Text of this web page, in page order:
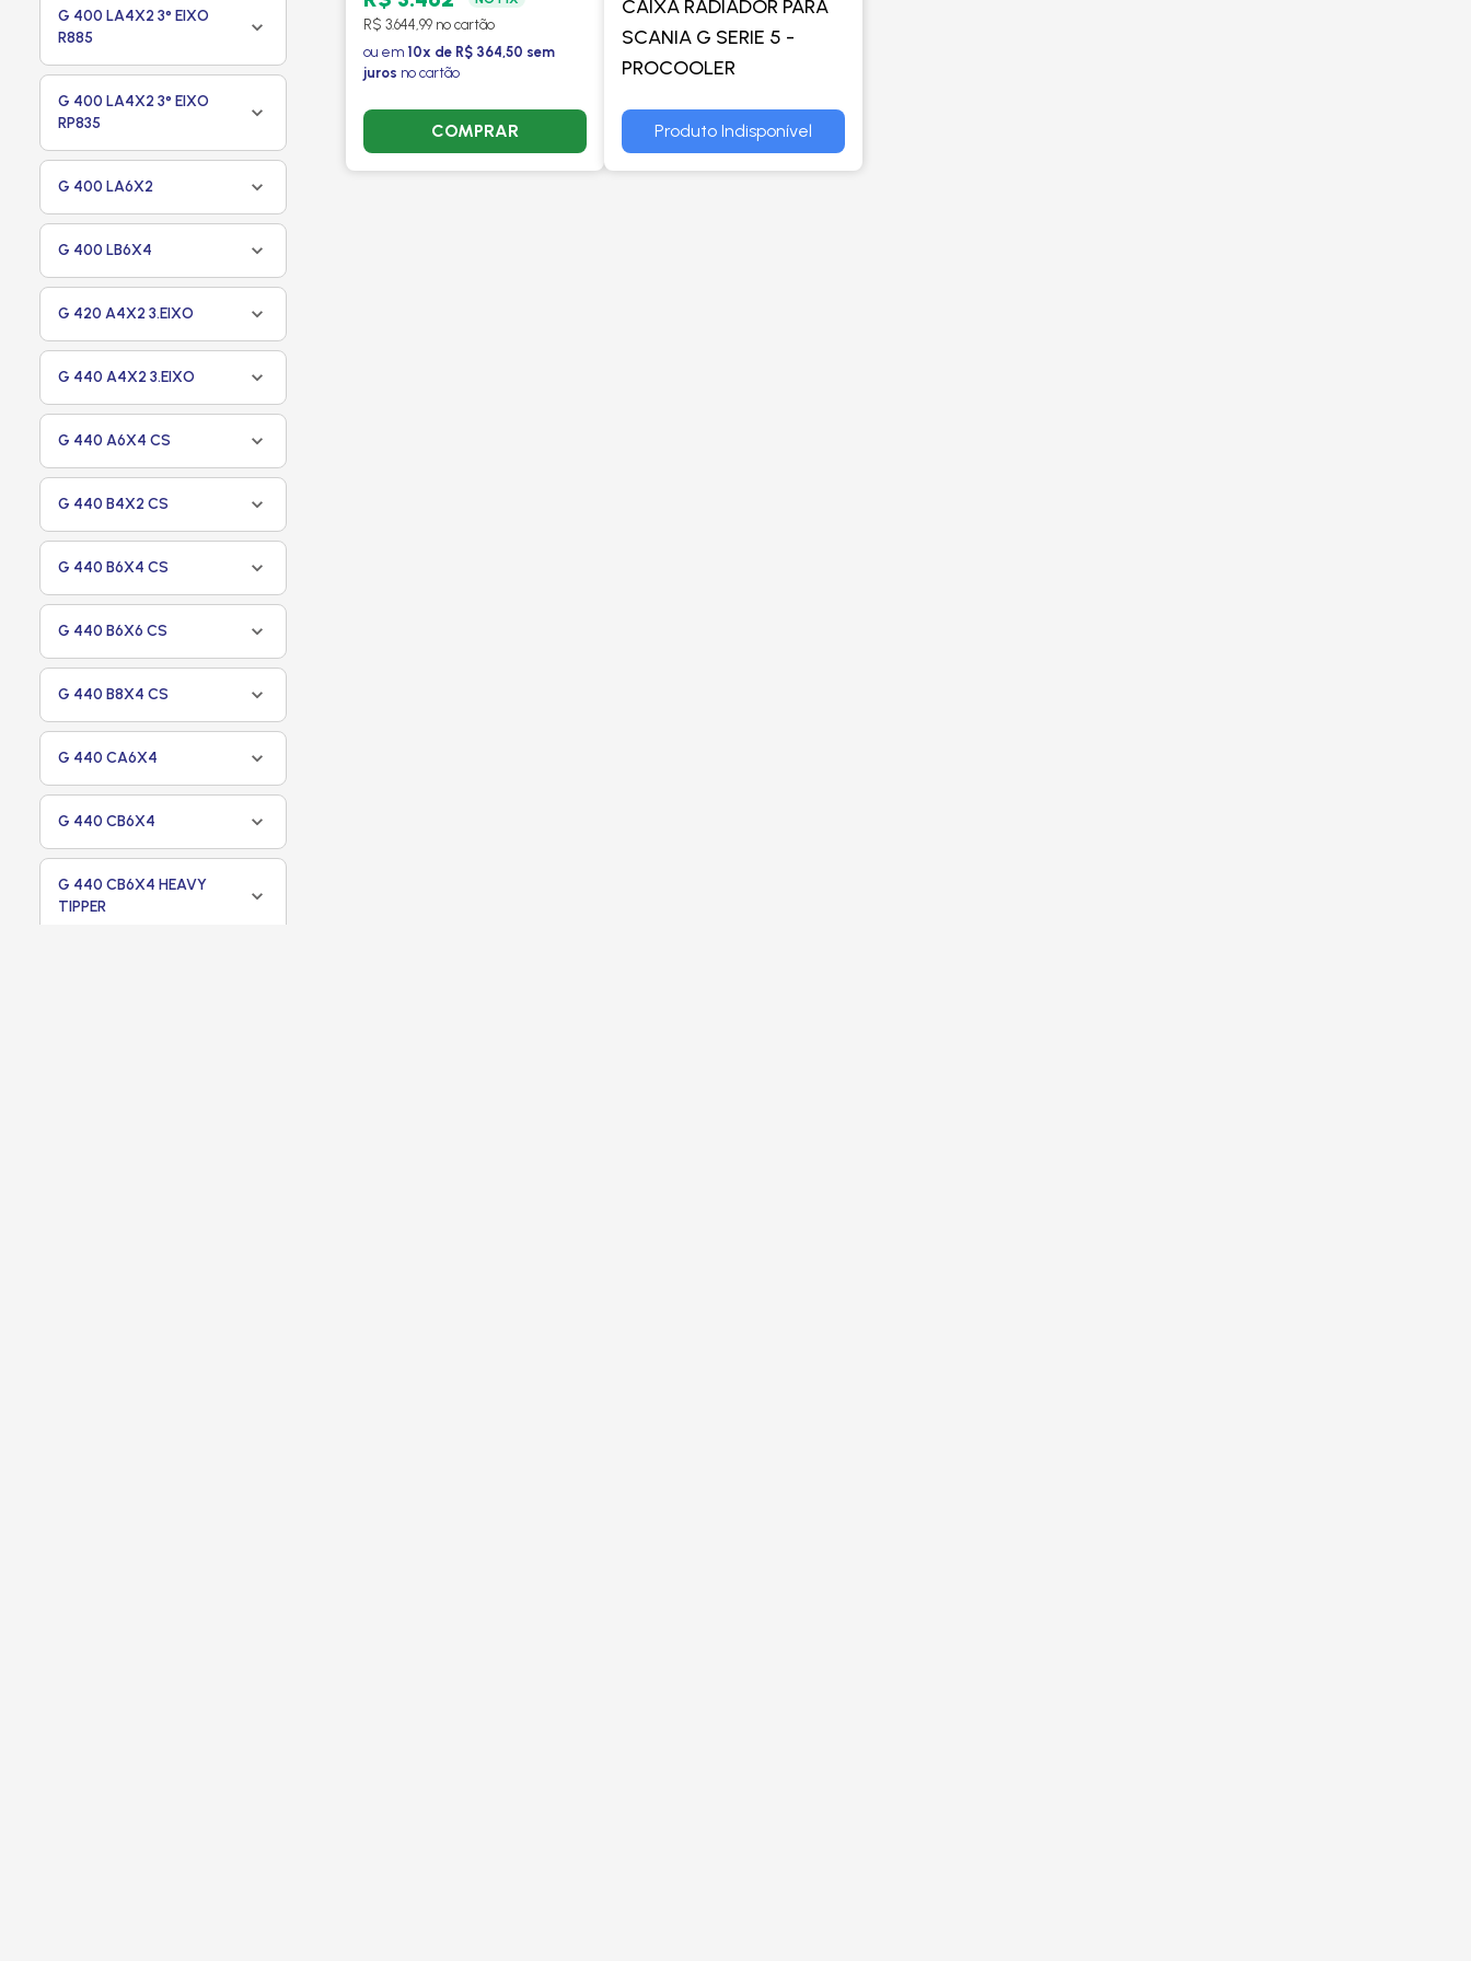
G 400 LA4X2 3° EIXO
R885
G 400 LA4X2 3° EIXO
RP835
G 400 LA6X2
G 400 LB6X4
G 420 A4X2 3.EIXO
G 440 A4X2 3.EIXO
G 440 A6X4 CS
G 440 B4X2 CS
G 440 B6X4 CS
G 440 B6X6 CS
G 440 B8X4 CS
G 440 CA6X4
G 440 CB6X4
G 440 CB6X4 HEAVY
TIPPER
2012 - PROCOOLER
R$ 3.644,99 no cartão
ou em 10x de R$ 364,50 sem
juros no cartão
COMPRAR
CAIXA RADIADOR PARA
SCANIA G SERIE 5 -
PROCOOLER
Produto Indisponível